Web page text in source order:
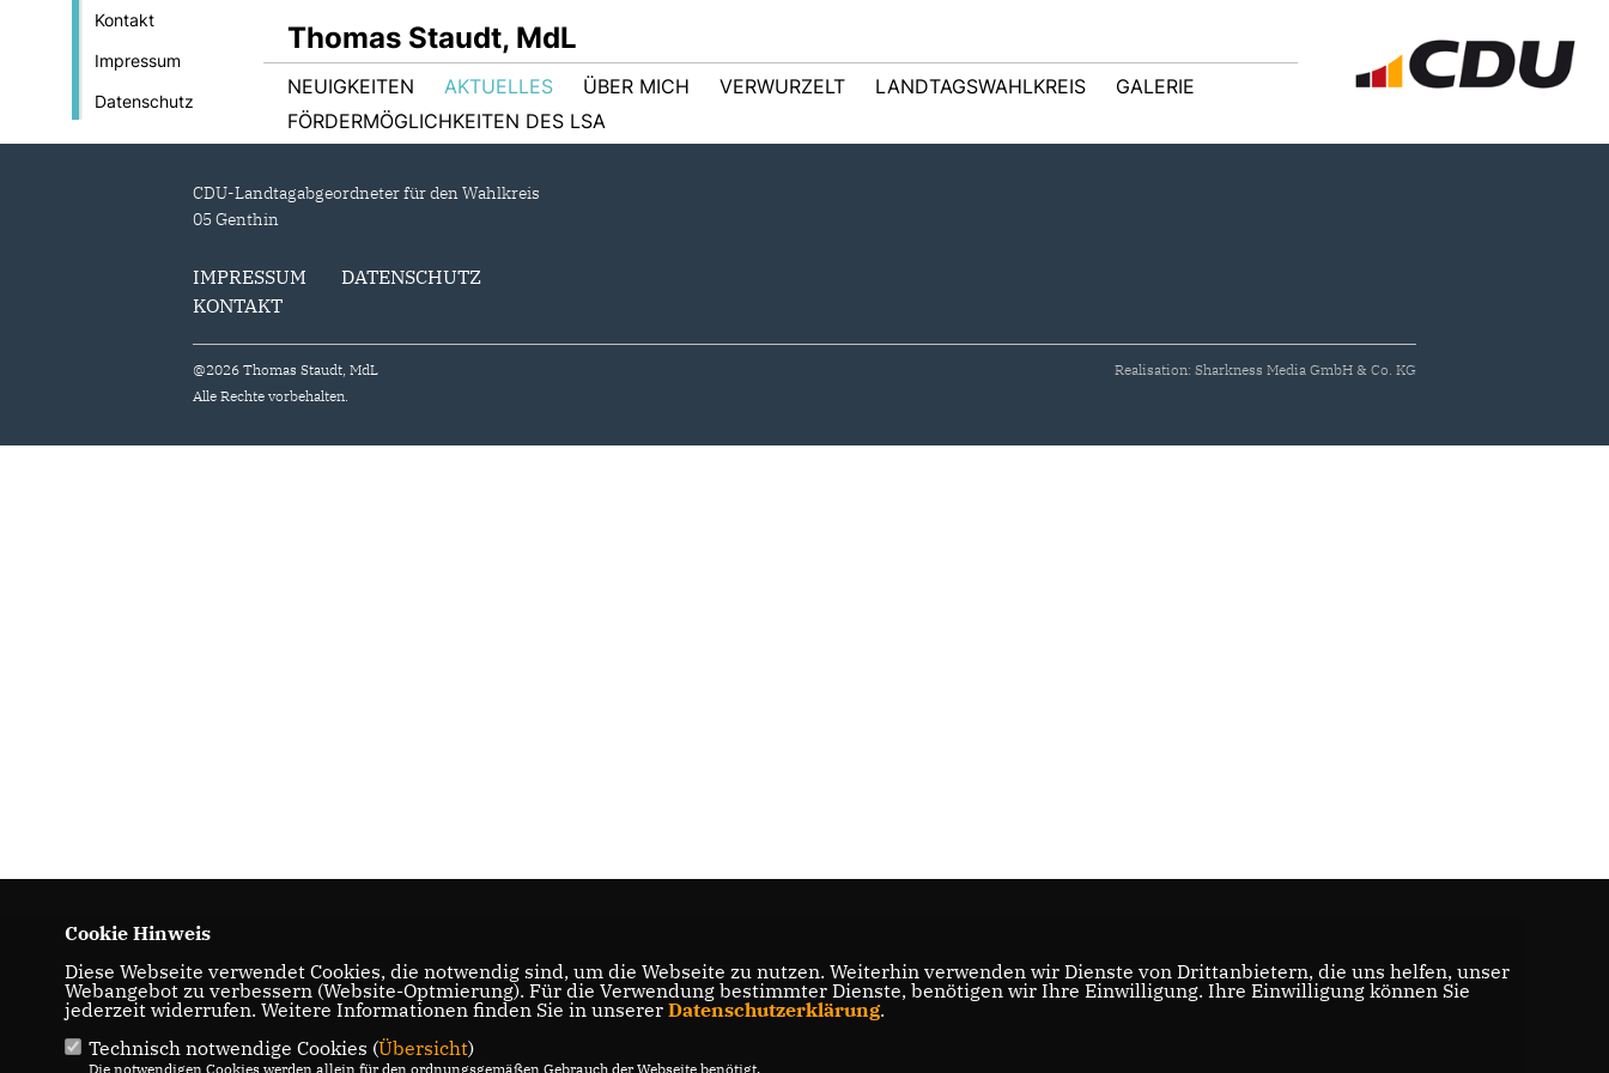
Kontakt
Impressum
Datenschutz
Thomas Staudt, MdL
NEUIGKEITEN AKTUELLES ÜBER MICH VERWURZELT LANDTAGSWAHLKREIS
GALERIE
FÖRDERMÖGLICHKEITEN DES LSA
CDU-Landtagabgeordneter für den Wahlkreis
05 Genthin
IMPRESSUM
DATENSCHUTZ
KONTAKT
@2026 Thomas Staudt, MdL
Alle Rechte vorbehalten.
Realisation: Sharkness Media GmbH & Co. KG
Cookie Hinweis
Diese Webseite verwendet Cookies, die notwendig sind, um die Webseite zu nutzen. Weiterhin verwenden wir Dienste von Drittanbietern, die uns helfen, unser
Webangebot zu verbessern (Website-Optmierung). Für die Verwendung bestimmter Dienste, benötigen wir Ihre Einwilligung. Ihre Einwilligung können Sie
jederzeit widerrufen. Weitere Informationen finden Sie in unserer Datenschutzerklärung.
Technisch notwendige Cookies (Übersicht)
Die notwendigen Cookies werden allein für den ordnungsgemäßen Gebrauch der Webseite benötigt.